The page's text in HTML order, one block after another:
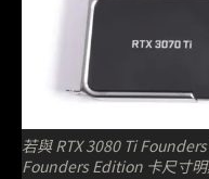
若與 RTX 3080 Ti
Founders Edition 卡尺寸明